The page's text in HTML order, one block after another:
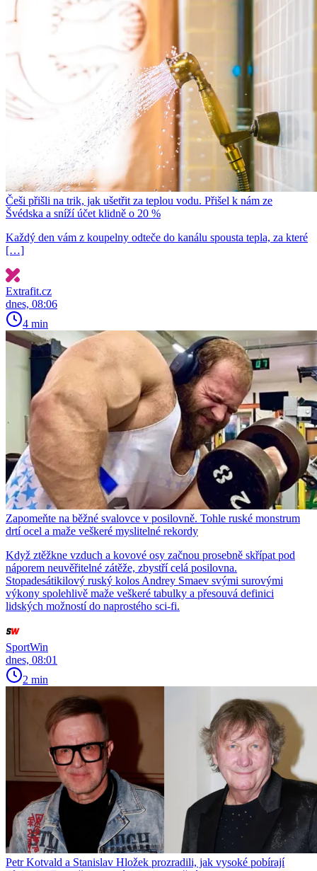
Češi přišli na trik, jak ušetřit za teplou vodu. Přišel k nám ze
Švédska a sníží účet klidně o 20 %
Každý den vám z koupelny odteče do kanálu spousta tepla, za které
[…]
Extrafit.cz
dnes, 08:06
4 min
Zapomeňte na běžné svalovce v posilovně. Tohle ruské monstrum
drtí ocel a maže veškeré myslitelné rekordy
Když ztěžkne vzduch a kovové osy začnou prosebně skřípat pod
náporem neuvěřitelné zátěže, zbystří celá posilovna.
Stopadesátikilový ruský kolos Andrey Smaev svými surovými
výkony spolehlivě maže veškeré tabulky a přesouvá definici
lidských možností do naprostého sci-fi.
SportWin
dnes, 08:01
2 min
Petr Kotvald a Stanislav Hložek prozradili, jak vysoké pobírají